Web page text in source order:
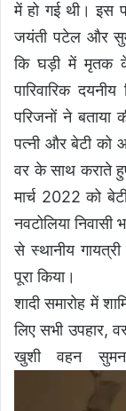
में हो गई थी। इस
जयंती पटेल और
कि घड़ी में मृतक के
पारिवारिक
परिजनों ने
पत्नी और बेटी को
वर के साथ कराते
मार्च 2022 को
नवटोलिया
से स्थानीय
पूरा किया।
शादी समारोह में
लिए सभी उपहार,